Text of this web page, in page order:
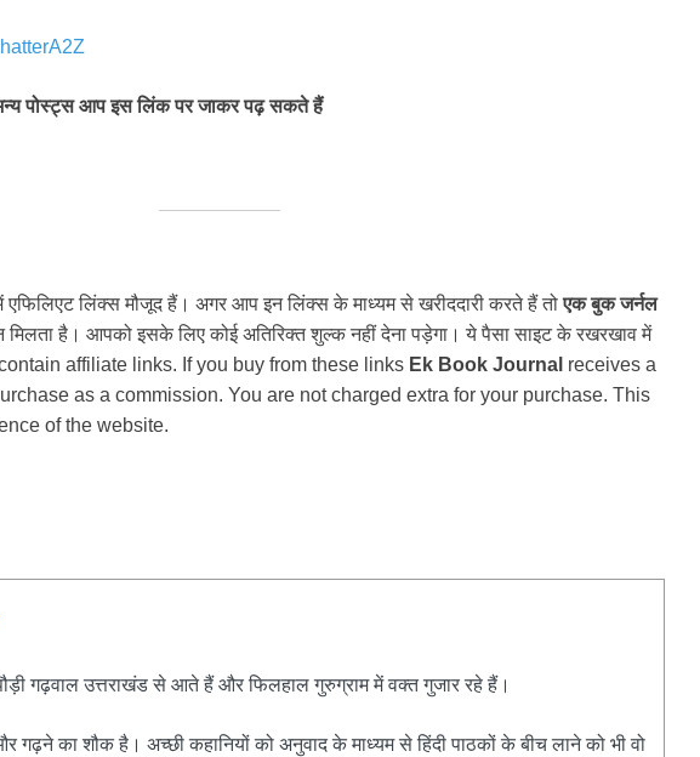
पोस्ट्स आप इस लिंक पर जाकर पढ़ सकते हैं
एफिलिएट लिंक्स मौजूद हैं। अगर आप इन लिंक्स के माध्यम से खरीददारी करते हैं तोएक बुक जर्नल
है। आपको इसके लिए कोई अतिरिक्त शुल्क नहीं देना पड़ेगा। ये पैसा साइट के रखरखाव में
affiliate links. If you buy from these links Ek Book Journal receives a
as a commission. You are not charged extra for your purchase. This
of the website.
गढ़वाल उत्तराखंड से आते हैं और फिलहाल गुरुग्राम में वक्त गुजार रहे हैं।
गढ़ने का शौक है। अच्छी कहानियों को अनुवाद के माध्यम से हिंदी पाठकों के बीच लाने को भी वो